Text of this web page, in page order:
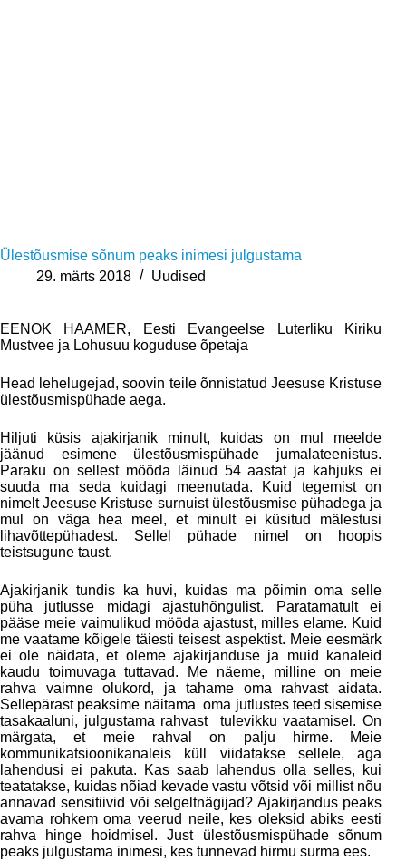
Ülestõusmise sõnum peaks inimesi julgustama
29. märts 2018
Uudised
EENOK HAAMER, Eesti Evangeelse Luterliku Kiriku
Mustvee ja Lohusuu koguduse õpetaja
Head lehelugejad, soovin teile õnnistatud Jeesuse Kristuse
ülestõusmispühade aega.
Hiljuti küsis ajakirjanik minult, kuidas on mul meelde
jäänud esimene ülestõusmispühade jumalateenistus.
Paraku on sellest mööda läinud 54 aastat ja kahjuks ei
suuda ma seda kuidagi meenutada. Kuid tegemist on
nimelt Jeesuse Kristuse surnuist ülestõusmise pühadega ja
mul on väga hea meel, et minult ei küsitud mälestusi
lihavõttepühadest. Sellel pühade nimel on hoopis
teistsugune taust.
Ajakirjanik tundis ka huvi, kuidas ma põimin oma selle
püha jutlusse midagi ajastuhõngulist. Paratamatult ei
pääse meie vaimulikud mööda ajastust, milles elame. Kuid
me vaatame kõigele täiesti teisest aspektist. Meie eesmärk
ei ole näidata, et oleme ajakirjanduse ja muid kanaleid
kaudu toimuvaga tuttavad. Me näeme, milline on meie
rahva vaimne olukord, ja tahame oma rahvast aidata.
Sellepärast peaksime näitama oma jutlustes teed sisemise
tasakaaluni, julgustama rahvast tulevikku vaatamisel. On
märgata, et meie rahval on palju hirme. Meie
kommunikatsioonikanaleis küll viidatakse sellele, aga
lahendusi ei pakuta. Kas saab lahendus olla selles, kui
teatatakse, kuidas nõiad kevade vastu võtsid või millist nõu
annavad sensitiivid või selgeltnägijad? Ajakirjandus peaks
avama rohkem oma veerud neile, kes oleksid abiks eesti
rahva hinge hoidmisel. Just ülestõusmispühade sõnum
peaks julgustama inimesi, kes tunnevad hirmu surma ees.